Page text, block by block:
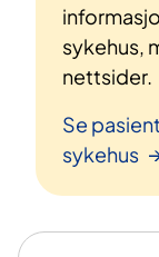
sykehus,
nettsider.
Se
sykehus